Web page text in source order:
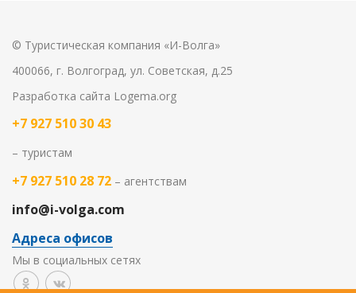
© Туристическая компания «И-Волга»
400066, г. Волгоград, ул. Советская, д.25
Разработка сайта Logema.org
+7 927 510 30 43
– туристам
+7 927 510 28 72 – агентствам
info@i-volga.com
Адреса офисов
Мы в социальных сетях